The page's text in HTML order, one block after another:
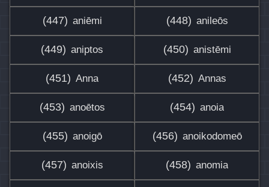
(447) aniēmi (448) anileōs
(449) aniptos (450) anistēmi
(451) Anna (452) Annas
(453) anoētos (454) anoia
(455) anoigō (456) anoikodomeō
(457) anoixis (458) anomia